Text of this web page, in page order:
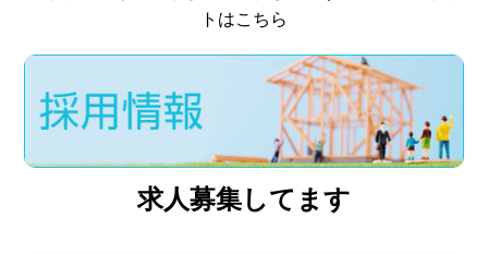
トはこちら
求人募集してます